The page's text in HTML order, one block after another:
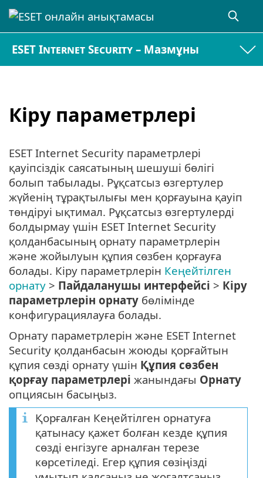
ESET Internet Security – Мазмұны
Кіру параметрлері
ESET Internet Security параметрлері
қауіпсіздік саясатының шешуші бөлігі
болып табылады. Рұқсатсыз өзгертулер
жүйенің тұрақтылығы мен қорғауына қауіп
төндіруі ықтимал. Рұқсатсыз өзгертулерді
болдырмау үшін ESET Internet Security
қолданбасының орнату параметрлерін
және жойылуын құпия сөзбен қорғауға
болады. Кіру параметрлерін Кеңейтілген
орнату > Пайдаланушы интерфейсі > Кіру
параметрлерін орнату бөлімінде
конфигурациялауға болады.
Орнату параметрлерін және ESET Internet
Security қолданбасын жоюды қорғайтын
құпия сөзді орнату үшін Құпия сөзбен
қорғау параметрлері жанындағы Орнату
опциясын басыңыз.
Қорғалған Кеңейтілген орнатуға
қатынасу қажет болған кезде құпия
сөзді енгізуге арналған терезе
көрсетіледі. Егер құпия сөзіңізді